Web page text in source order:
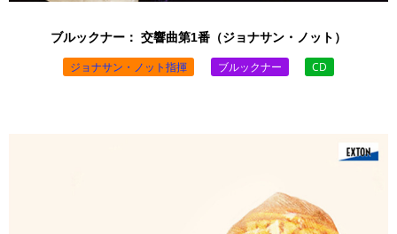
ブルックナー： 交響曲第1番（ジョナサン・ノット）
ジョナサン・ノット指揮 ブルックナー
CD